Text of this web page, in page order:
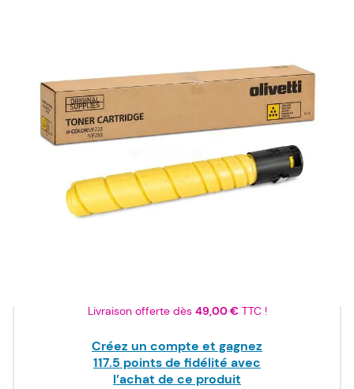
Capacité en pages (à 5%) : 21000
B1197 Olivetti - jaune - toner de marque
141,00 €TTC
117,50 € HT
Livraison offerte dès 49,00 €TTC !
Créez un compte et gagnez
117.5 points de fidélité avec
l’achat de ce produit